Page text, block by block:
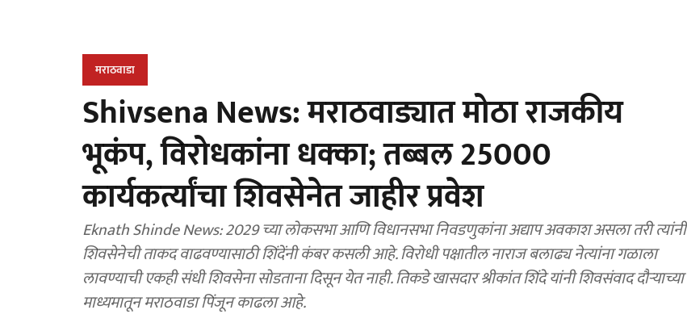
मराठवाडा
Shivsena News: मराठवाड्यात मोठा राजकीय
भूकंप, विरोधकांना धक्का; तब्बल 25000
कार्यकर्त्यांचा शिवसेनेत जाहीर प्रवेश
Eknath Shinde News: 2029 च्या लोकसभा आणि विधानसभा निवडणुकांना अद्याप अवकाश असला तरी त्यांनी
शिवसेनेची ताकद वाढवण्यासाठी शिंदेंनी कंबर कसली आहे. विरोधी पक्षातील नाराज बलाढ्य नेत्यांना गळाला
लावण्याची एकही संधी शिवसेना सोडताना दिसून येत नाही. तिकडे खासदार श्रीकांत शिंदे यांनी शिवसंवाद दौऱ्याच्या
माध्यमातून मराठवाडा पिंजून काढला आहे.